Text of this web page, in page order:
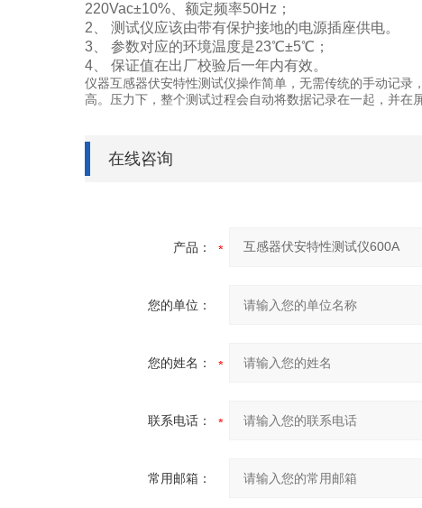
220Vac±10%、额定频率50Hz；
2、 测试仪应该由带有保护接地的电源插座供电。
3、 参数对应的环境温度是23℃±5℃；
4、 保证值在出厂校验后一年内有效。
仪器互感器伏安特性测试仪操作简单，无需传统的手动记
高。压力下，整个测试过程会自动将数据记录在一起，并在
在线咨询
产品：
您的单位：
您的姓名：
联系电话：
常用邮箱：